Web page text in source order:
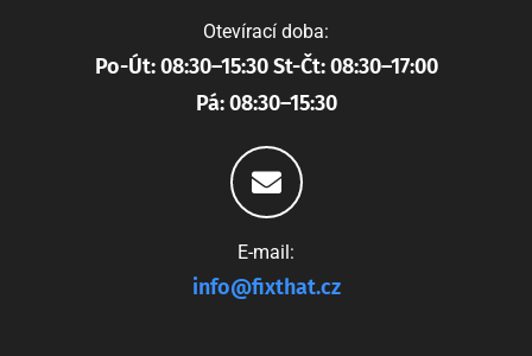
Otevírací doba:
Po-Út: 08:30–15:30 St-Čt: 08:30–17:00
Pá: 08:30–15:30
E-mail:
info@fixthat.cz